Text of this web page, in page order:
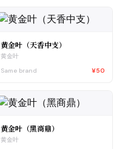
黄金叶（天香中支）
黄金叶
Same brand
¥50
黄金叶（黑商鼎）
黄金叶